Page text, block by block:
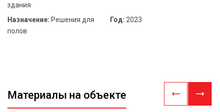
здания
Назначение: Решения для
полов
Год: 2023
Материалы на объекте